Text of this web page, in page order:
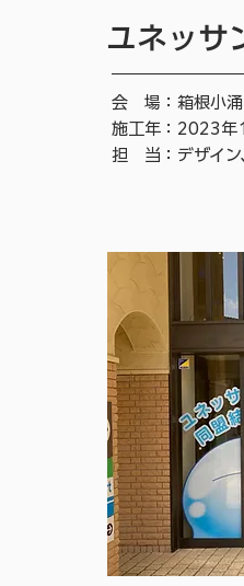
ユネッサ
会 場：箱根小涌
施工年：2023年
担 当：デザイン